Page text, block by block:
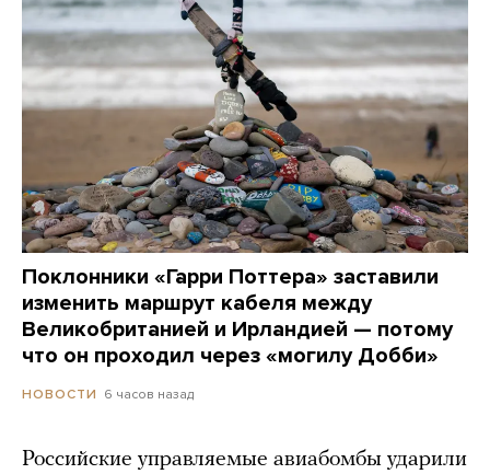
Поклонники «Гарри Поттера» заставили
изменить маршрут кабеля между
Великобританией и Ирландией — потому
что он проходил через «могилу Добби»
НОВОСТИ 6 часов назад
Российские управляемые авиабомбы ударили